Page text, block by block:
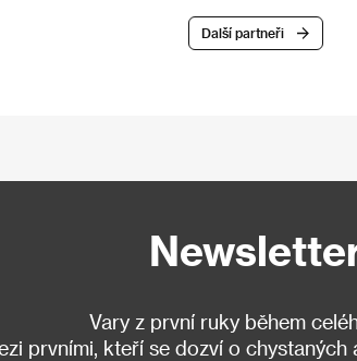
Další partneři
Vary z první ruky během
prvními, kteří se dozví o chystaných